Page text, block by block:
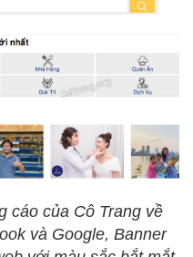
cáo của Cô Trang về
và Google, Banner